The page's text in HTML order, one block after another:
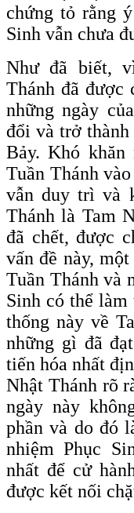
chứng tỏ rằng
Sinh vẫn chưa
Như đã biết,
Thánh đã được
những ngày
đổi và trở
Bảy. Khó
Tuần Thánh
vẫn duy trì và
Thánh là Tam
đã chết, được
vấn đề này,
Tuần Thánh và
Sinh có thể làm
thống này về
những gì đã
tiến hóa nhất
Nhật Thánh rõ
ngày này
phần và do đó
nhiệm Phục
nhất để cử
được kết nối